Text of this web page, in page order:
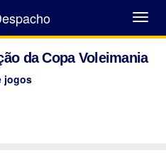
Abrir
Menu
da Copa Voleimania
jogos